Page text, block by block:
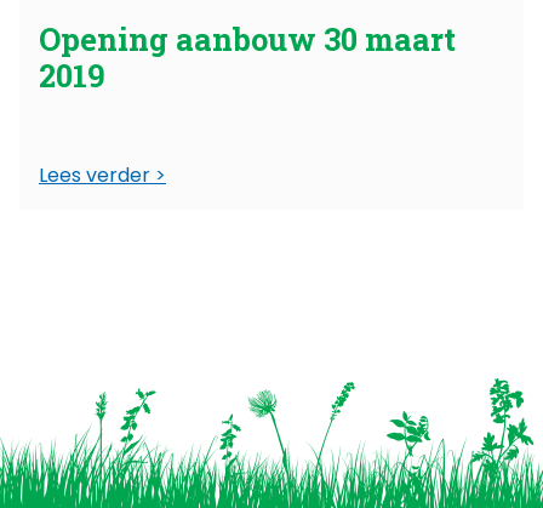
Opening aanbouw 30 maart
2019
Lees verder